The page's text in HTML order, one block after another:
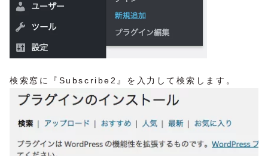
検索窓に『Subscribe2』を入力して検索します。